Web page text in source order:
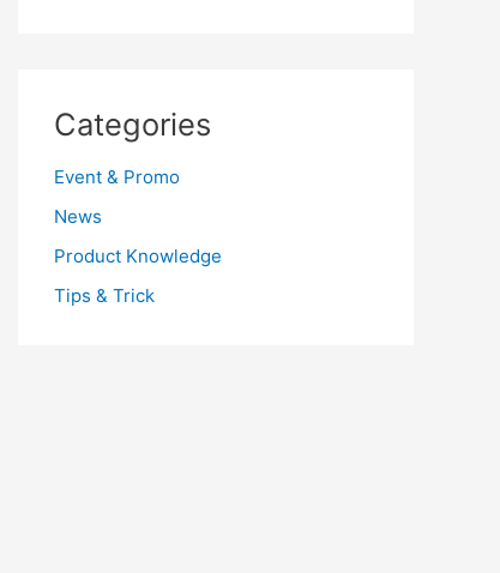
Categories
Event & Promo
News
Product Knowledge
Tips & Trick